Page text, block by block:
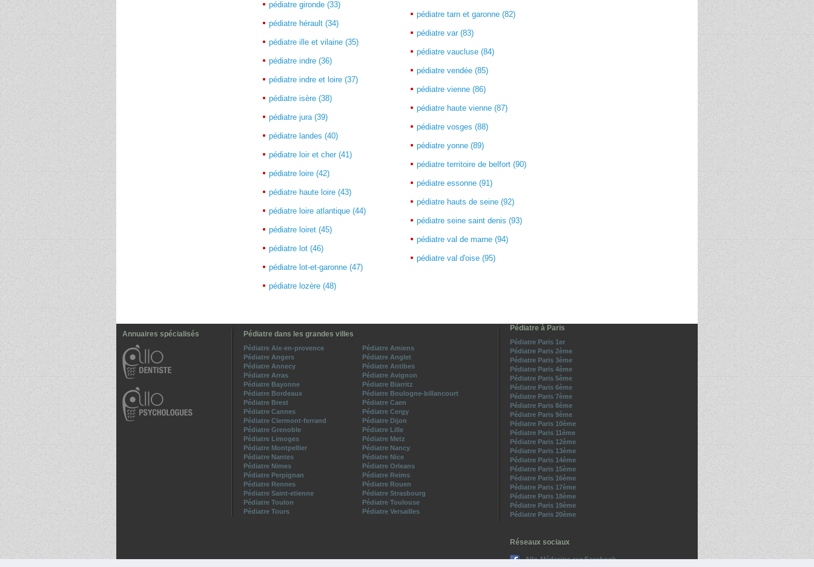
pédiatre gironde (33)
pédiatre hérault (34)
pédiatre ille et vilaine (35)
pédiatre indre (36)
pédiatre indre et loire (37)
pédiatre isère (38)
pédiatre jura (39)
pédiatre landes (40)
pédiatre loir et cher (41)
pédiatre loire (42)
pédiatre haute loire (43)
pédiatre loire atlantique (44)
pédiatre loiret (45)
pédiatre lot (46)
pédiatre lot-et-garonne (47)
pédiatre lozère (48)
pédiatre tarn et garonne (82)
pédiatre var (83)
pédiatre vaucluse (84)
pédiatre vendée (85)
pédiatre vienne (86)
pédiatre haute vienne (87)
pédiatre vosges (88)
pédiatre yonne (89)
pédiatre territoire de belfort (90)
pédiatre essonne (91)
pédiatre hauts de seine (92)
pédiatre seine saint denis (93)
pédiatre val de marne (94)
pédiatre val d'oise (95)
Annuaires spécialisés Pédiatre dans les grandes villes
Pédiatre Aix-en-provence
Pédiatre Amiens
Pédiatre Angers
Pédiatre Anglet
Pédiatre Annecy
Pédiatre Antibes
Pédiatre Arras
Pédiatre Avignon
Pédiatre Bayonne
Pédiatre Biarritz
Pédiatre Bordeaux
Pédiatre Boulogne-billancourt
Pédiatre Brest
Pédiatre Caen
Pédiatre Cannes
Pédiatre Cergy
Pédiatre Clermont-ferrand
Pédiatre Dijon
Pédiatre Grenoble
Pédiatre Lille
Pédiatre Limoges
Pédiatre Metz
Pédiatre Montpellier
Pédiatre Nancy
Pédiatre Nantes
Pédiatre Nice
Pédiatre Nimes
Pédiatre Orleans
Pédiatre Perpignan
Pédiatre Reims
Pédiatre Rennes
Pédiatre Rouen
Pédiatre Saint-etienne
Pédiatre Strasbourg
Pédiatre Toulon
Pédiatre Toulouse
Pédiatre Tours
Pédiatre Versailles
Pédiatre à Paris
Pédiatre Paris 1er
Pédiatre Paris 2ème
Pédiatre Paris 3ème
Pédiatre Paris 4ème
Pédiatre Paris 5ème
Pédiatre Paris 6ème
Pédiatre Paris 7ème
Pédiatre Paris 8ème
Pédiatre Paris 9ème
Pédiatre Paris 10ème
Pédiatre Paris 11ème
Pédiatre Paris 12ème
Pédiatre Paris 13ème
Pédiatre Paris 14ème
Pédiatre Paris 15ème
Pédiatre Paris 16ème
Pédiatre Paris 17ème
Pédiatre Paris 18ème
Pédiatre Paris 19ème
Pédiatre Paris 20ème
Réseaux sociaux
Allo-Médecins sur Facebook